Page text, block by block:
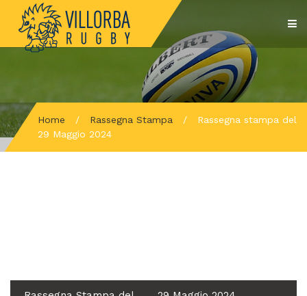
Home / Rassegna Stampa /
Rassegna stampa del
29 Maggio 2024